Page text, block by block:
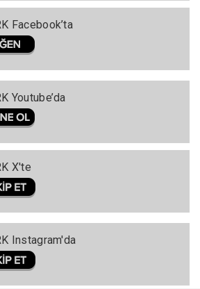
Facebook’ta
Youtube’da
X'te
Instagram'da